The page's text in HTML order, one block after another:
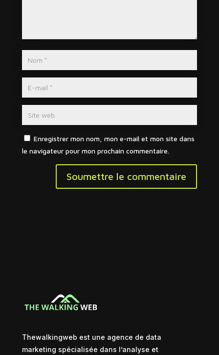
Enregistrer mon nom, mon e-mail et mon site dans
le navigateur pour mon prochain commentaire.
Soumettre le commentaire
Thewalkingweb est une agence de data
marketing spécialisée dans l’analyse et